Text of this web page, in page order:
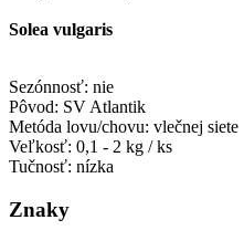
Solea vulgaris
Sezónnosť: nie
Pôvod: SV Atlantik
Metóda lovu/chovu: vlečnej siete
Veľkosť: 0,1 - 2 kg / ks
Tučnosť: nízka
Znaky